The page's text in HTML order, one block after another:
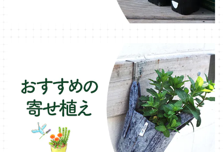
ラベンダー・ハーブ苗
ローズマリー・ハーブ苗
ガーデンベジタ・イタリア野菜